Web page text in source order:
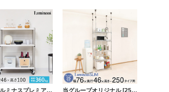
[25mm]ルミナスプレミアムラインソリッドシェルフラック3段幅76幅76×奥行46×高さ101cm 当グループオリジナル [25mm] 幅76 5段 ルミナススリム 突っ張りラック